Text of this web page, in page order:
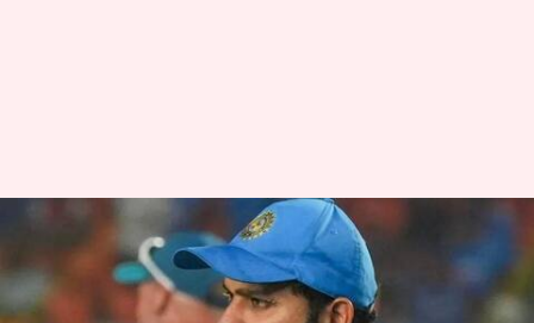
Rohit Sharma: భారత వన్డే కెప్టెన్‌గా
రోహిత్ శర్మ స్థానంలో ముగ్గురు
ప్లేయర్లు.. ఎవరంటే?